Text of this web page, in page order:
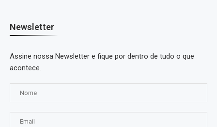
Newsletter
Assine nossa Newsletter e fique por dentro de tudo o que
acontece.